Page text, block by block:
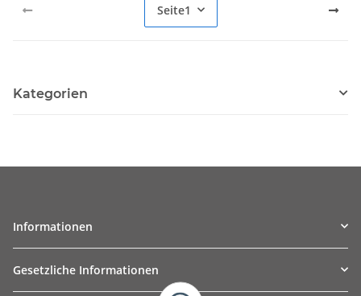
Seite1
Kategorien
Informationen
Gesetzliche Informationen